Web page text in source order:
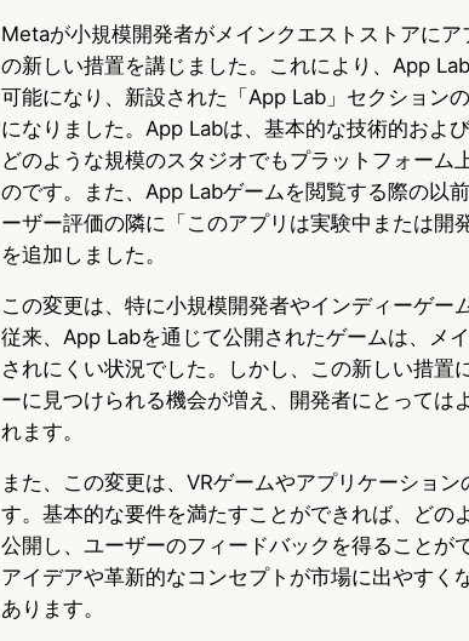
Metaが小規模開発者がメインクエストストアに
の新しい措置を講じました。これにより、App
可能になり、新設された「App Lab」セクション
になりました。App Labは、基本的な技術的およ
どのような規模のスタジオでもプラットフォーム
のです。また、App Labゲームを閲覧する際の以
ーザー評価の隣に「このアプリは実験中または開
を追加しました。
この変更は、特に小規模開発者やインディーゲー
従来、App Labを通じて公開されたゲームは、メ
されにくい状況でした。しかし、この新しい措
ーに見つけられる機会が増え、開発者にとっては
れます。
また、この変更は、VRゲームやアプリケーショ
す。基本的な要件を満たすことができれば、どの
公開し、ユーザーのフィードバックを得ることが
アイデアや革新的なコンセプトが市場に出やすく
あります。